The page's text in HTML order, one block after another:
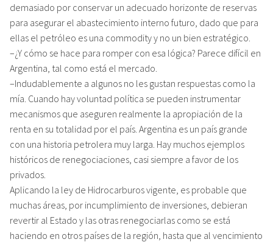
demasiado por conservar un adecuado horizonte de reservas
para asegurar el abastecimiento interno futuro, dado que para
ellas el petróleo es una commodity y no un bien estratégico.
–¿Y cómo se hace para romper con esa lógica? Parece difícil en
Argentina, tal como está el mercado.
–Indudablemente a algunos no les gustan respuestas como la
mía. Cuando hay voluntad política se pueden instrumentar
mecanismos que aseguren realmente la apropiación de la
renta en su totalidad por el país. Argentina es un país grande
con una historia petrolera muy larga. Hay muchos ejemplos
históricos de renegociaciones, casi siempre a favor de los
privados.
Aplicando la ley de Hidrocarburos vigente, es probable que
muchas áreas, por incumplimiento de inversiones, debieran
revertir al Estado y las otras renegociarlas como se está
haciendo en otros países de la región, hasta que al vencimiento